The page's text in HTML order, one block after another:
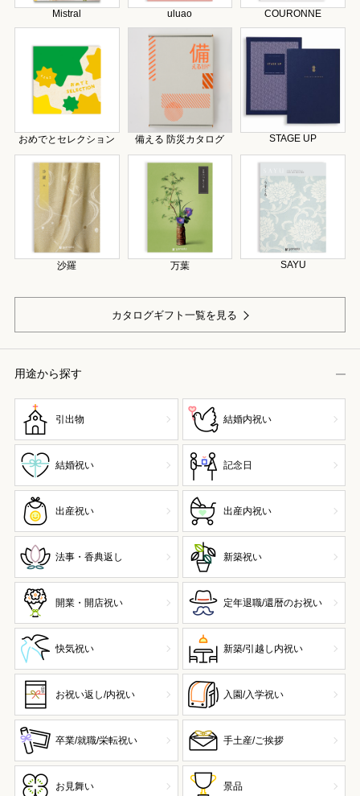
Mistral uluao COURONNE
おめでとセレクション 備える 防災カタログ STAGE UP
沙羅 万葉 SAYU
カタログギフト一覧を見る
用途から探す
引出物 結婚内祝い
結婚祝い 記念日
出産祝い 出産内祝い
法事・香典返し 新築祝い
開業・開店祝い 定年退職/還暦のお祝い
快気祝い 新築/引越し内祝い
お祝い返し/内祝い 入園/入学祝い
卒業/就職/栄転祝い 手土産/ご挨拶
お見舞い 景品